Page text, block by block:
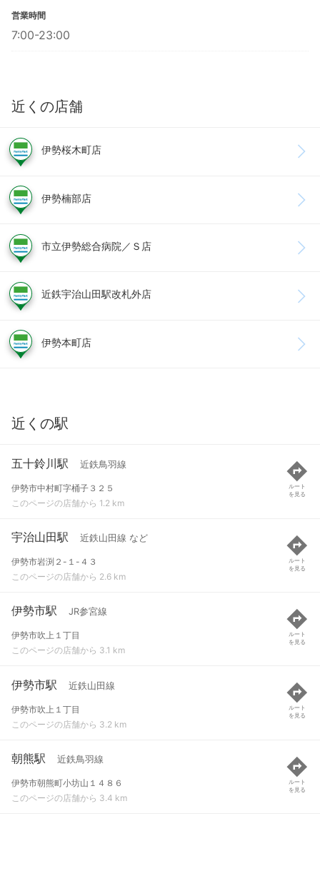
営業時間
7:00-23:00
近くの店舗
伊勢桜木町店
伊勢楠部店
市立伊勢総合病院／Ｓ店
近鉄宇治山田駅改札外店
伊勢本町店
近くの駅
五十鈴川駅 近鉄鳥羽線
伊勢市中村町字桶子３２５
このページの店舗から 1.2 km
ルート
を見る
宇治山田駅 近鉄山田線 など
伊勢市岩渕２-１-４３
このページの店舗から 2.6 km
ルート
を見る
伊勢市駅 JR参宮線
伊勢市吹上１丁目
このページの店舗から 3.1 km
ルート
を見る
伊勢市駅 近鉄山田線
伊勢市吹上１丁目
このページの店舗から 3.2 km
ルート
を見る
朝熊駅 近鉄鳥羽線
伊勢市朝熊町小坊山１４８６
このページの店舗から 3.4 km
ルート
を見る